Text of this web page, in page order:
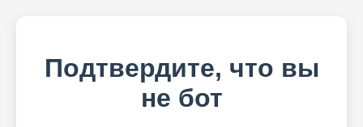
Подтвердите, что вы
не бот